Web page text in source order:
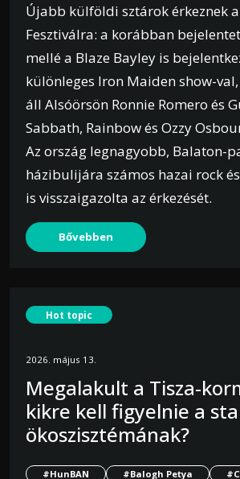
Újabb külföldi sztárok érkeznek
Fesztiválra: a korábban
mellé a Blaze Bayley is
különleges Iron Maiden show-
áll Alsóörsön Ronnie Romero és
Sabbath, Rainbow és Ozzy
Az ország legnagyobb, Balaton-
házibulijára számos hazai rock
is visszaigazolta az érkezését.
Bővebben
Hot topic
2026. május 13.
Megalakult a Tisza-
kikre kell figyelnie a
ökoszisztémának?
#HunBAN #Balogh Petya